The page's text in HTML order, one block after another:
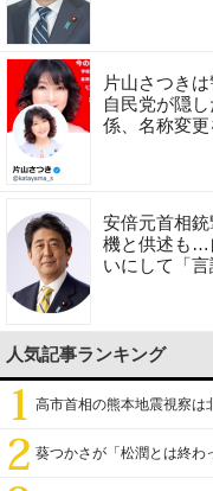
片山さつき
自民党が隠
係、名称変
安倍元首相
機と供述も…
いにして「
人気記事ランキング
高市首相の熊本地震視察は
葵つかさが「松潤とは終わ